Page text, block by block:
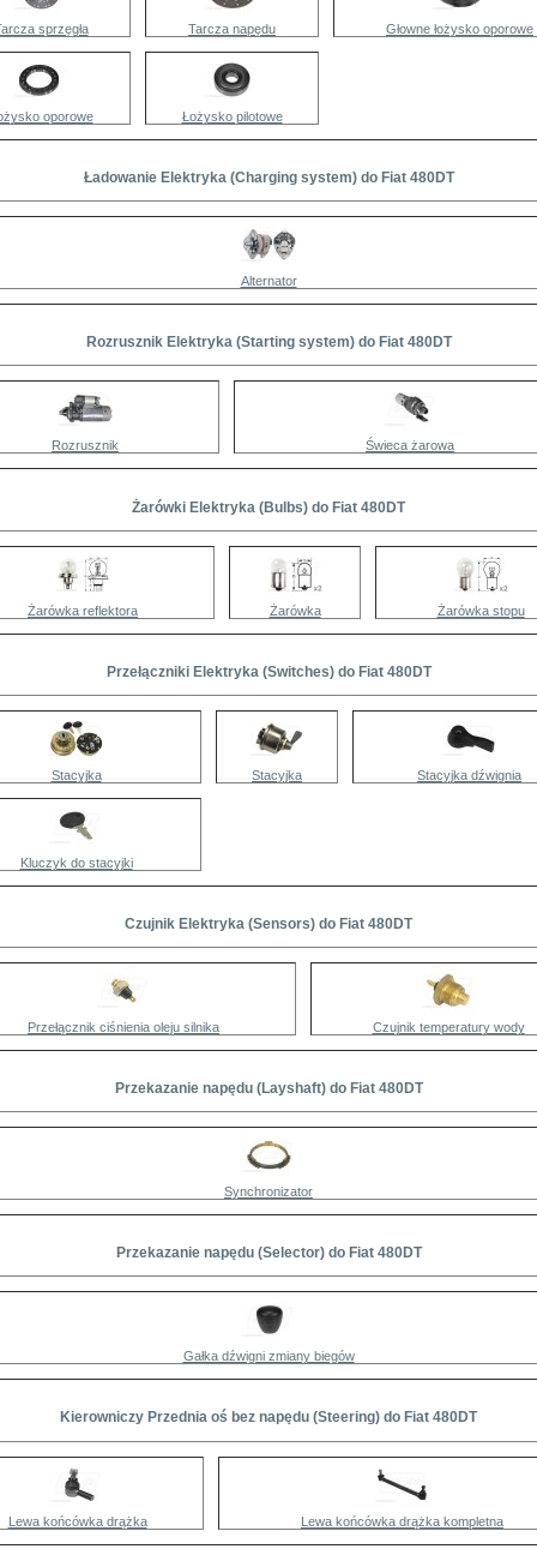
sprzęgła Tarcza napędu Głowne łożysko oporowe
oporowe Łożysko pilotowe
Ładowanie Elektryka (Charging system) do Fiat 480DT
Alternator
Rozrusznik Elektryka (Starting system) do Fiat 480DT
Rozrusznik Świeca żarowa
Żarówki Elektryka (Bulbs) do Fiat 480DT
Żarówka reflektora Żarówka Żarówka stopu
Przełączniki Elektryka (Switches) do Fiat 480DT
Stacyjka Stacyjka Stacyjka dźwignia
Kluczyk do stacyjki
Czujnik Elektryka (Sensors) do Fiat 480DT
Przełącznik ciśnienia oleju silnika Czujnik temperatury wody
Przekazanie napędu (Layshaft) do Fiat 480DT
Synchronizator
Przekazanie napędu (Selector) do Fiat 480DT
Gałka dźwigni zmiany biegów
Kierowniczy Przednia oś bez napędu (Steering) do Fiat 480DT
Lewa końcówka drążka Lewa końcówka drążka kompletna